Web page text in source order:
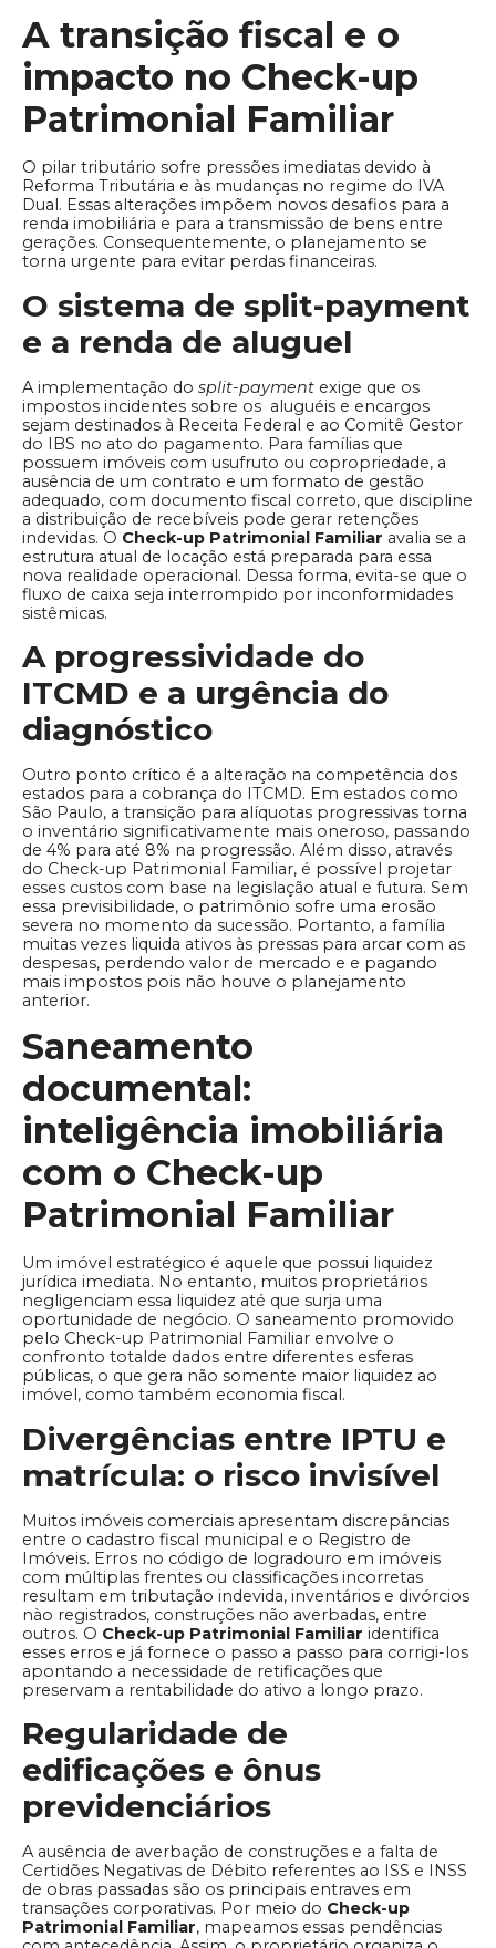
A transição fiscal e o
impacto no Check-up
Patrimonial Familiar
O pilar tributário sofre pressões imediatas devido à
Reforma Tributária e às mudanças no regime do IVA
Dual. Essas alterações impõem novos desafios para a
renda imobiliária e para a transmissão de bens entre
gerações. Consequentemente, o planejamento se
torna urgente para evitar perdas financeiras.
O sistema de split-payment
e a renda de aluguel
A implementação do split-payment exige que os
impostos incidentes sobre os aluguéis e encargos
sejam destinados à Receita Federal e ao Comitê Gestor
do IBS no ato do pagamento. Para famílias que
possuem imóveis com usufruto ou copropriedade, a
ausência de um contrato e um formato de gestão
adequado, com documento fiscal correto, que discipline
a distribuição de recebíveis pode gerar retenções
indevidas. O Check-up Patrimonial Familiar avalia se a
estrutura atual de locação está preparada para essa
nova realidade operacional. Dessa forma, evita-se que o
fluxo de caixa seja interrompido por inconformidades
sistêmicas.
A progressividade do
ITCMD e a urgência do
diagnóstico
Outro ponto crítico é a alteração na competência dos
estados para a cobrança do ITCMD. Em estados como
São Paulo, a transição para alíquotas progressivas torna
o inventário significativamente mais oneroso, passando
de 4% para até 8% na progressão. Além disso, através
do Check-up Patrimonial Familiar, é possível projetar
esses custos com base na legislação atual e futura. Sem
essa previsibilidade, o patrimônio sofre uma erosão
severa no momento da sucessão. Portanto, a família
muitas vezes liquida ativos às pressas para arcar com as
despesas, perdendo valor de mercado e e pagando
mais impostos pois não houve o planejamento
anterior.
Saneamento
documental:
inteligência imobiliária
com o Check-up
Patrimonial Familiar
Um imóvel estratégico é aquele que possui liquidez
jurídica imediata. No entanto, muitos proprietários
negligenciam essa liquidez até que surja uma
oportunidade de negócio. O saneamento promovido
pelo Check-up Patrimonial Familiar envolve o
confronto totalde dados entre diferentes esferas
públicas, o que gera não somente maior liquidez ao
imóvel, como também economia fiscal.
Divergências entre IPTU e
matrícula: o risco invisível
Muitos imóveis comerciais apresentam discrepâncias
entre o cadastro fiscal municipal e o Registro de
Imóveis. Erros no código de logradouro em imóveis
com múltiplas frentes ou classificações incorretas
resultam em tributação indevida, inventários e divórcios
nào registrados, construções não averbadas, entre
outros. O Check-up Patrimonial Familiar identifica
esses erros e já fornece o passo a passo para corrigi-los
apontando a necessidade de retificações que
preservam a rentabilidade do ativo a longo prazo.
Regularidade de
edificações e ônus
previdenciários
A ausência de averbação de construções e a falta de
Certidões Negativas de Débito referentes ao ISS e INSS
de obras passadas são os principais entraves em
transações corporativas. Por meio do Check-up
Patrimonial Familiar, mapeamos essas pendências